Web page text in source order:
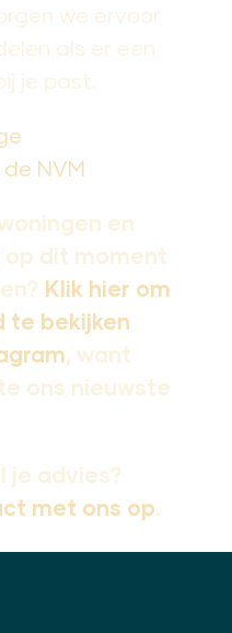
we ervoor
als er een
je past.
NVM
en
dit moment
Klik hier om
te bekijken
, want
ons nieuwste
je advies?
met ons op.